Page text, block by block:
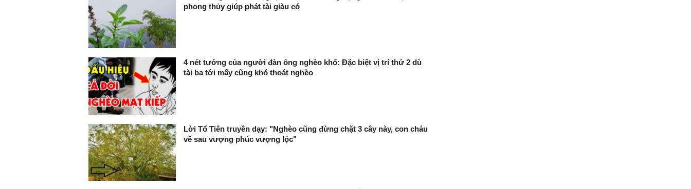
phong thủy giúp phát tài giàu có
4 nét tướng của người đàn ông nghèo khổ: Đặc biệt vị trí thứ 2 dù
tài ba tới mấy cũng khó thoát nghèo
Lời Tổ Tiên truyền dạy: "Nghèo cũng đừng chặt 3 cây này, con cháu
về sau vượng phúc vượng lộc"